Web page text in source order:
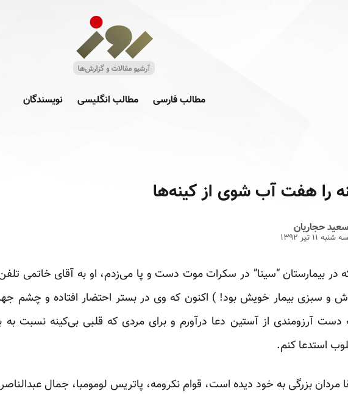
مطالب فارسی مطالب انگلیسی نویسندگان
را هفت آب شوی از کینه‌ها
سعید حجاریان
سه شنبه ۱۱ تير ۱۳۹۲
در بیمارستان “سینا” در سکرات موت دست و پا می‌زدم، او به آقای خاتمی
و سبزی بیمار خویش بود! ) اکنون که وی در بستر احتضار افتاده و چشم
دست آرزومندی از آستین دعا درآورم و برای مردی که قلبی بی‌کینه نسبت
استدعا کنم.
مردان بزرگی به خود دیده است، قوام نکرومه، پاتریس لومومبا، جمال